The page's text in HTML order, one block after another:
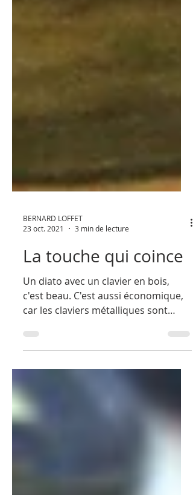
23 oct. 2021
3 min de lecture
La touche qui coince
Un diato avec un clavier en bois,
c'est beau. C'est aussi économique,
car les claviers métalliques sont
nettement plus coûteux. Mais avec...